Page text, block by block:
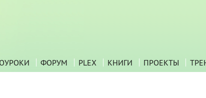
ФОРУМ PLEX КНИГИ ПРОЕКТЫ